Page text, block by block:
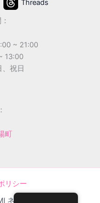
Threads
~ 21:00
13:00
祝日
町
リシー
ネイルサロン